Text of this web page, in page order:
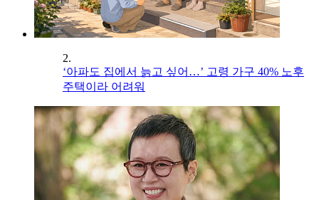
2.
‘아파도 집에서 늙고 싶어…’ 고령 가구 40% 노후
주택이라 어려워